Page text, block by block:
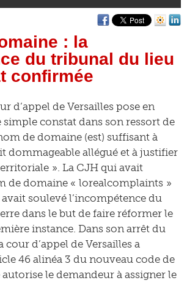
: la
du tribunal du lieu
confirmée
d’appel de Versailles pose en
constat dans son ressort de
de domaine (est) suffisant à
dommageable allégué et à justifier
». La CJH qui avait
de domaine « lorealcomplaints »
soulevé l’incompétence du
dans le but de faire réformer le
instance. Dans son arrêt du
cour d’appel de Versailles a
46 alinéa 3 du nouveau code de
le demandeur à assigner le